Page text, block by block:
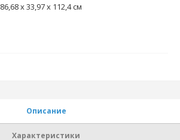
86,68 x 33,97 x 112,4 см
Описание
Характеристики